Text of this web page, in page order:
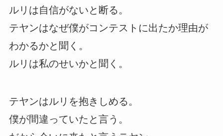
ルリは自信がないと断る。
テヤンはなぜ僕がコンテストに出たか理由が
わかるかと聞く。
ルリは私のせいかと聞く。
テヤンはルリを抱きしめる。
僕が間違っていたと言う。